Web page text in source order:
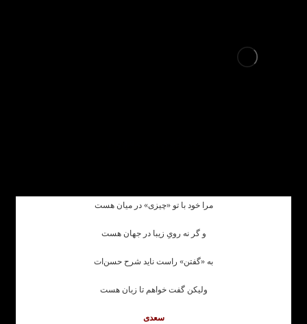
مرا خود با تو «چیزی» در میان هست
و گر نه رویِ زیبا در جهان هست
به «گفتن» راست ناید شرح حسن‌ات
ولیکن گفت خواهم تا زبان هست
سعدی